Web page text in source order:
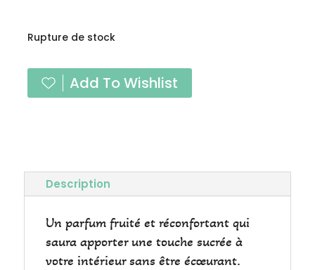
Rupture de stock
Add To Wishlist
Description
Un parfum fruité et réconfortant qui
saura apporter une touche sucrée à
votre intérieur sans être écœurant.